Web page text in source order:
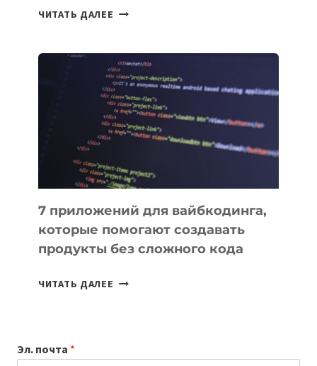
ЧИТАТЬ ДАЛЕЕ ТАСК-
ПОЛЕЗНЫХ
ИНСТРУМЕНТОВ
ДЛЯ
РАБОТЫ
7 приложений для вайбкодинга,
которые помогают создавать
продукты без сложного кода
ЧИТАТЬ ДАЛЕЕ
Эл. почта *